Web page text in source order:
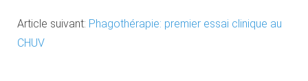
Article suivant: Phagothérapie: premier essai clinique au
CHUV